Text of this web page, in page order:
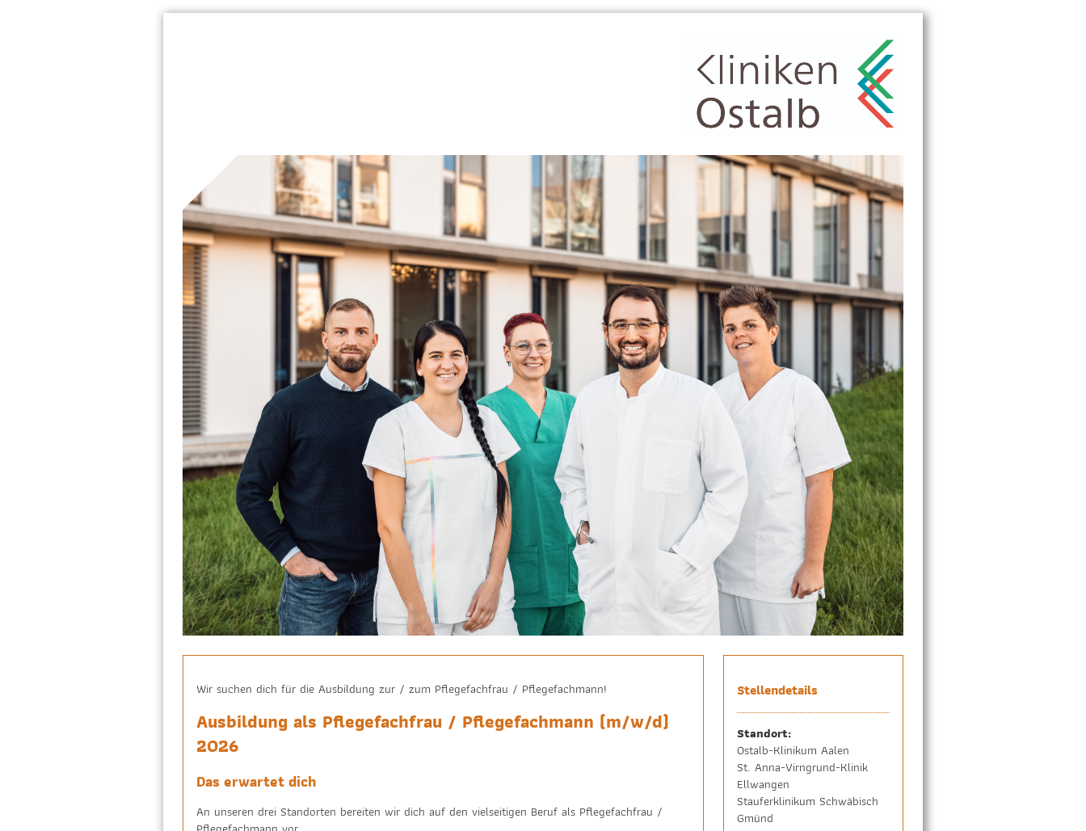
Wir suchen dich für die Ausbildung zur / zum Pflegefachfrau / Pflegefachmann!
Ausbildung als Pflegefachfrau / Pflegefachmann (m/w/d)
2026
Das erwartet dich
An unseren drei Standorten bereiten wir dich auf den vielseitigen Beruf als Pflegefachfrau /
Stellendetails
Standort:
Ostalb-Klinikum Aalen
St. Anna-Virngrund-Klinik
Ellwangen
Stauferklinikum Schwäbisch
Gmünd